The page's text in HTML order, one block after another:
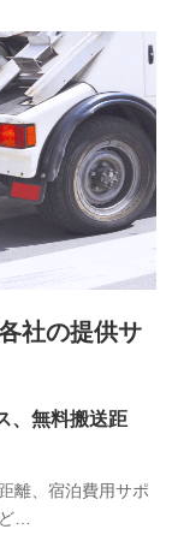
福利厚生・採用
従業員または従
務、契約締結手
ずる業務の遂行
遂行のため
向けASPサー
社の提供サ
、無料搬送距
離、宿泊費用サポ
…